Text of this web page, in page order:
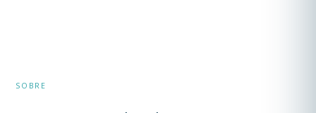
SOBRE